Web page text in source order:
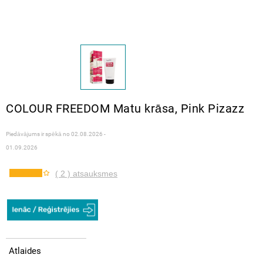
COLOUR FREEDOM Matu krāsa, Pink Pizazz
Piedāvājums ir spēkā no 02.08.2026 -
01.09.2026
( 2 ) atsauksmes
Atlaides